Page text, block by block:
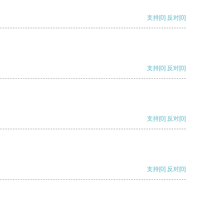
支持[0] 反对[0]
支持[0] 反对[0]
支持[0] 反对[0]
支持[0] 反对[0]